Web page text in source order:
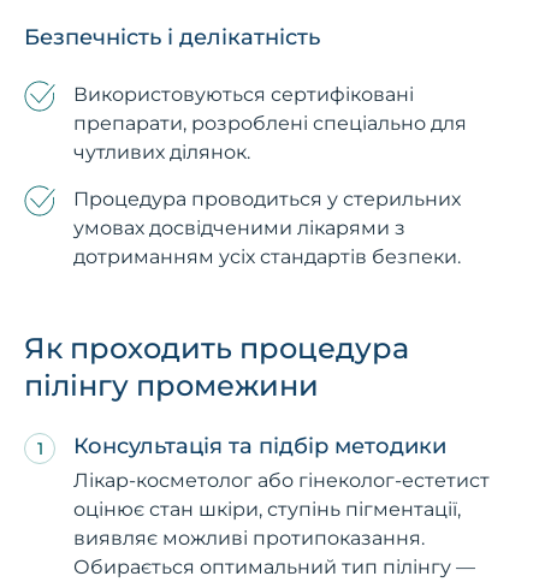
Безпечність і делікатність
Використовуються сертифіковані
препарати, розроблені спеціально для
чутливих ділянок.
Процедура проводиться у стерильних
умовах досвідченими лікарями з
дотриманням усіх стандартів безпеки.
Як проходить процедура
пілінгу промежини
Консультація та підбір методики
Лікар-косметолог або гінеколог-естетист
оцінює стан шкіри, ступінь пігментації,
виявляє можливі протипоказання.
Обирається оптимальний тип пілінгу —